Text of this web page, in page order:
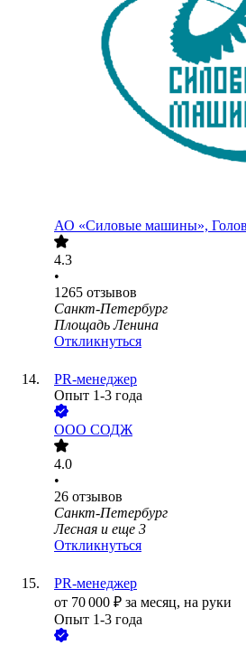
АО «Силовые машины»,
4.3
•
1265 отзывов
Санкт-Петербург
Площадь Ленина
Откликнуться
PR-менеджер
Опыт 1-3 года
ООО СОДЖ
4.0
•
26 отзывов
Санкт-Петербург
Лесная и еще 3
Откликнуться
PR-менеджер
от 70 000 ₽ за месяц, на руки
Опыт 1-3 года